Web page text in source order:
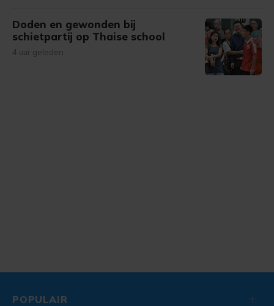
Doden en gewonden bij
schietpartij op Thaise school
4 uur geleden
POPULAIR